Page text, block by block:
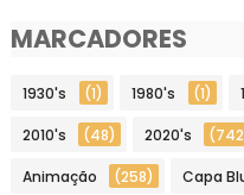
MARCADORES
1930's (1) 1980's (1)
2010's (48) 2020's
Animação (258) Capa